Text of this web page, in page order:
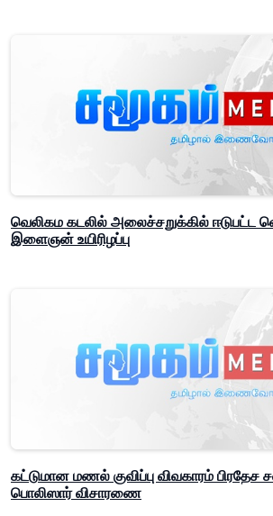
வெலிகம கடலில் அலைச்சறுக்கில் ஈடுபட்ட
இளைஞன் உயிரிழப்பு
கட்டுமான மணல் குவிப்பு விவகாரம் பிரதேச
பொலிஸார் விசாரணை